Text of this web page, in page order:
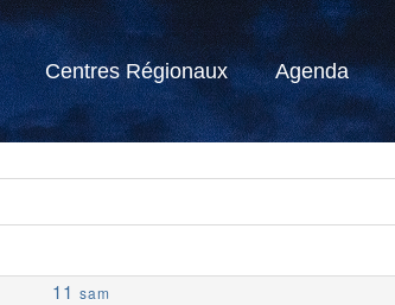
Centres Régionaux Agenda
11 sam